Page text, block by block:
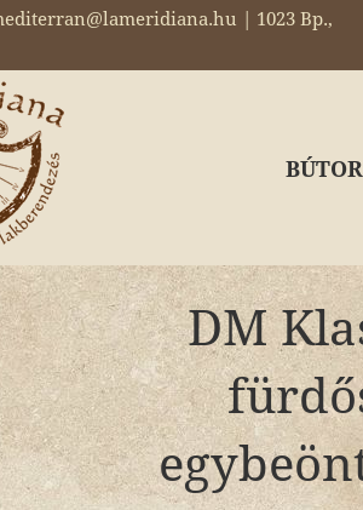
| 1023 Bp.,
DM